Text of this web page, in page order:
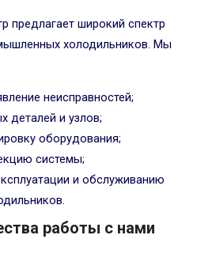
предлагает широкий спектр
холодильников. Мы
неисправностей;
деталей и узлов;
оборудования;
системы;
и обслуживанию
работы с нами